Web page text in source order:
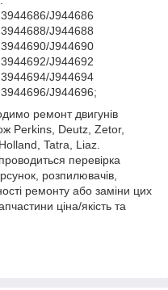
3944686/J944686
3944688/J944688
3944690/J944690
3944692/J944692
3944694/J944694
3944696/J944696;
ремонт двигунів
Perkins, Deutz, Zetor,
Tatra, Liaz.
перевірка
розпилювачів,
ремонту або заміни цих
ціна/якість та